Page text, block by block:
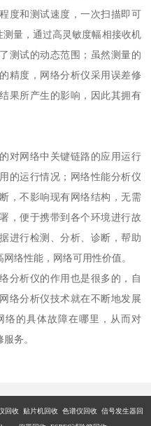
度和测试速度，一次扫描即可
测量，通过高灵敏度幅相接收机
测试的动态范围；虽然测量的
精度，网络分析仪采用误差修
果所产生的影响，因此其拥有
对网络中关键链路的应用运行
的运行情况；网络性能分析仪
，不影响现有网络结构，无需
，便于携带到各个环境进行故
进行检测、分析、诊断，帮助
络性能，网络可用性价值。
分析仪的作用也是很多的，自
络分析仪技术就在不断地发展
的具体故障在哪里，从而对
务。
回收 贴片机回收 色谱仪回收 信号发生器回